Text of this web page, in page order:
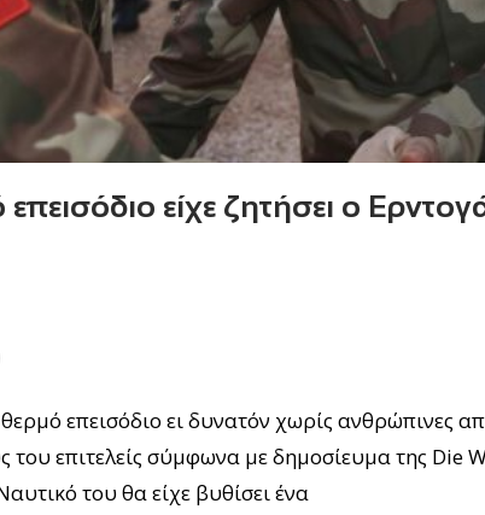
είχε ζητήσει ο
επεισόδιο ει δυνατόν χωρίς ανθρώπινες
του επιτελείς σύμφωνα με δημοσίευμα της Die
του θα είχε βυθίσει ένα